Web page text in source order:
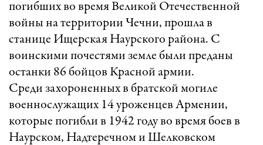
погибших во время Великой Отечественной
войны на территории Чечни, прошла в
станице Ищерская Наурского района. С
воинскими почестями земле были преданы
останки 86 бойцов Красной армии.
Среди захороненных в братской могиле
военнослужащих 14 уроженцев Армении,
которые погибли в 1942 году во время боев в
Наурском, Надтеречном и Шелковском